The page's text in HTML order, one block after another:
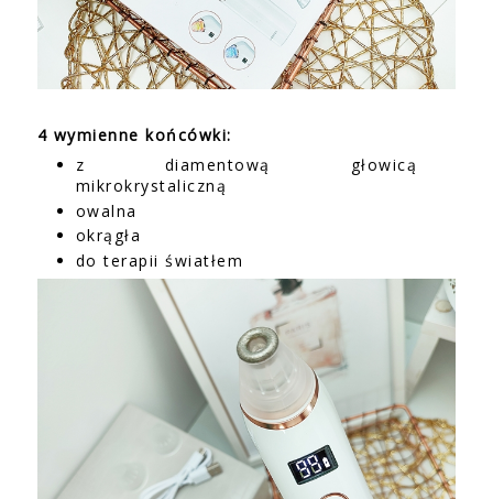
4 wymienne końcówki:
z diamentową głowicą
mikrokrystaliczną
owalna
okrągła
do terapii światłem